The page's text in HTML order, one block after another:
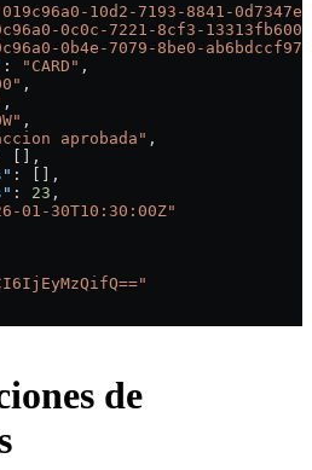
10d2-7193-8841-
0c0c-7221-8cf3-
0b4e-7079-8be0-
: "CARD" ,
,
,
,
aprobada" ,
[],
: [],
: 23 ,
01-30T10:30:00Z"
de